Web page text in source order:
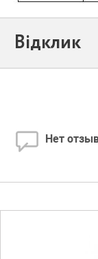
Відклик
Нет